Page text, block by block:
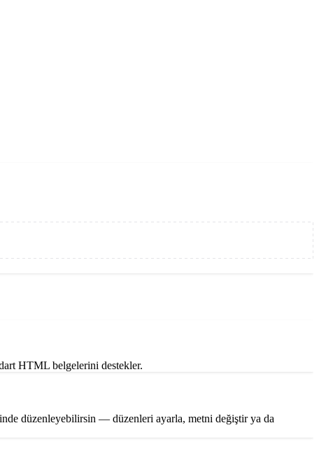
HTML belgelerini destekler.
düzenleyebilirsin — düzenleri ayarla, metni değiştir ya da